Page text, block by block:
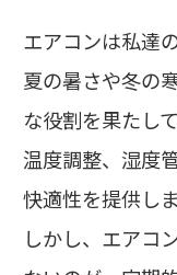
エアコンは私達
夏の暑さや冬の
な役割を果たし
温度調整、湿度
快適性を提供しま
しかし、エアコ